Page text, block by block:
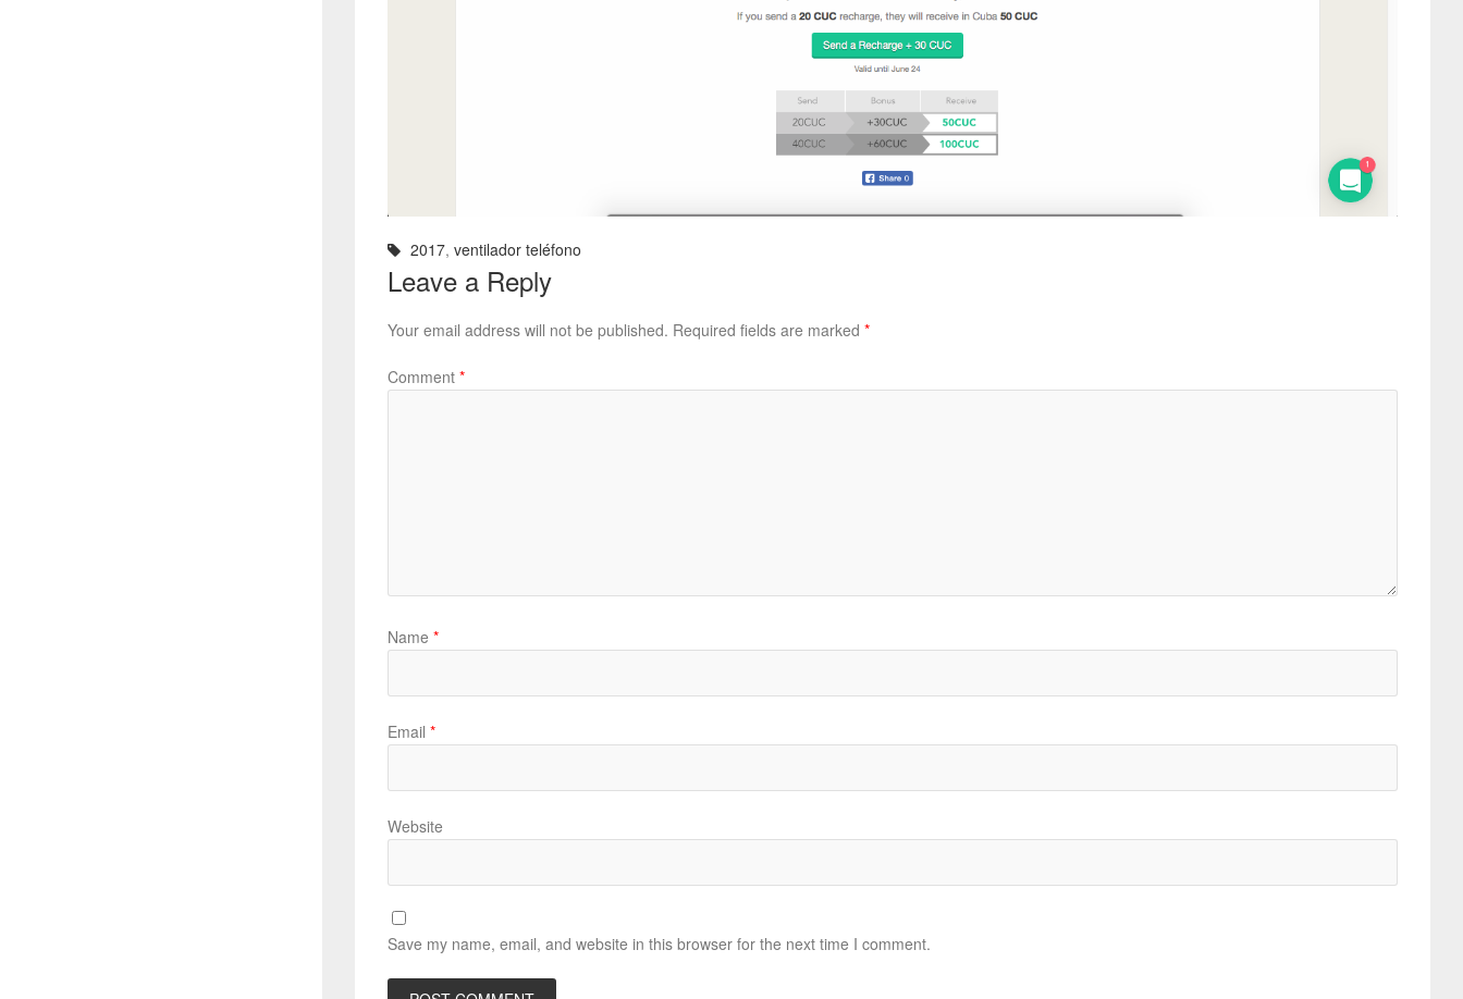
2017, ventilador teléfono
Leave a Reply
Your email address will not be published. Required fields are marked *
Comment *
Name *
Email *
Website
Save my name, email, and website in this browser for the next time I comment.